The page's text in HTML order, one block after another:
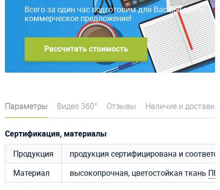
Всего за один час подготовим для Вас выгодное
коммерческое предложение!
Рассчитать стоимость
Параметры Видео 360° Отзывы Наличие и доставка
Сертификация, материалы
Продукция
продукция сертифицирована и
Материал
высокопрочная, цветостойкая ткань